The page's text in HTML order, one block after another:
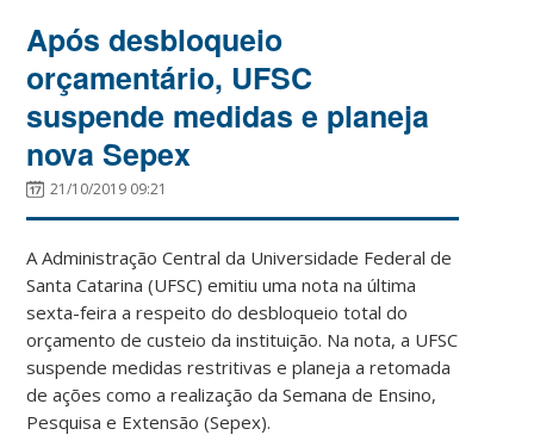
Após desbloqueio
orçamentário, UFSC
suspende medidas e planeja
nova Sepex
21/10/2019 09:21
A Administração Central da Universidade Federal de
Santa Catarina (UFSC) emitiu uma nota na última
sexta-feira a respeito do desbloqueio total do
orçamento de custeio da instituição. Na nota, a UFSC
suspende medidas restritivas e planeja a retomada
de ações como a realização da Semana de Ensino,
Pesquisa e Extensão (Sepex).